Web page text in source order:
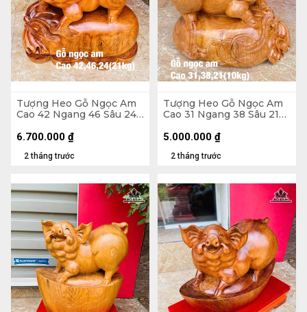
Tượng Heo Gỗ Ngọc Am
Cao 42 Ngang 46 Sâu 24
2 tháng trước
6.700.000 ₫
Tượng Heo Gỗ Ngọc Am
Cao 31 Ngang 38 Sâu 21
2 tháng trước
5.000.000 ₫